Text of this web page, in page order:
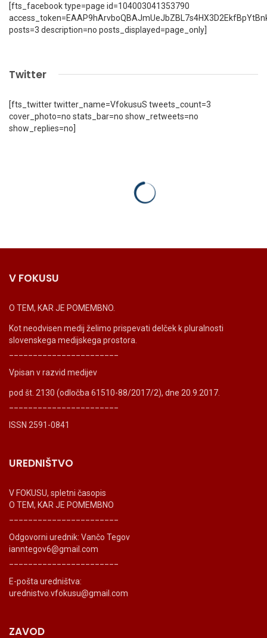
[fts_facebook type=page id=104003041353790
posts=3 description=no posts_displayed=page_only]
Twitter
[fts_twitter twitter_name=VfokusuS tweets_count=3
cover_photo=no stats_bar=no show_retweets=no
show_replies=no]
V FOKUSU
O TEM, KAR JE POMEMBNO.
Kot neodvisen medij želimo prispevati delček k pluralnosti
slovenskega medijskega prostora.
Vpisan v razvid medijev
pod št. 2130 (odločba 61510-88/2017/2), dne 20.9.2017.
ISSN 2591-0841
UREDNIŠTVO
V FOKUSU, spletni časopis
O TEM, KAR JE POMEMBNO
Odgovorni urednik: Vančo Tegov
ianntegov6@gmail.com
E-pošta uredništva:
urednistvo.vfokusu@gmail.com
ZAVOD